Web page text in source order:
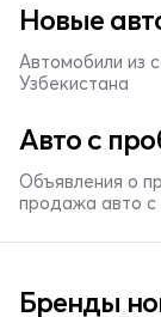
Новые
Автомобили из
Узбекистана
Авто с
Объявления о
продажа авто с
Бренды